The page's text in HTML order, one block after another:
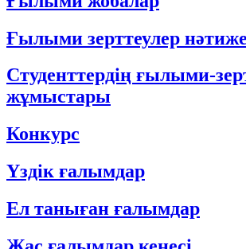
Ғылыми зерттеулер
Студенттердің ғылыми-
жұмыстары
Конкурс
Үздік ғалымдар
Ел таныған ғалымдар